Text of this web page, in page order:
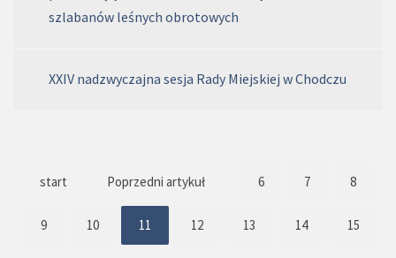
szlabanów leśnych obrotowych
XXIV nadzwyczajna sesja Rady Miejskiej w Chodczu
start Poprzedni artykuł 6 7 8
9 10 11 12 13 14 15